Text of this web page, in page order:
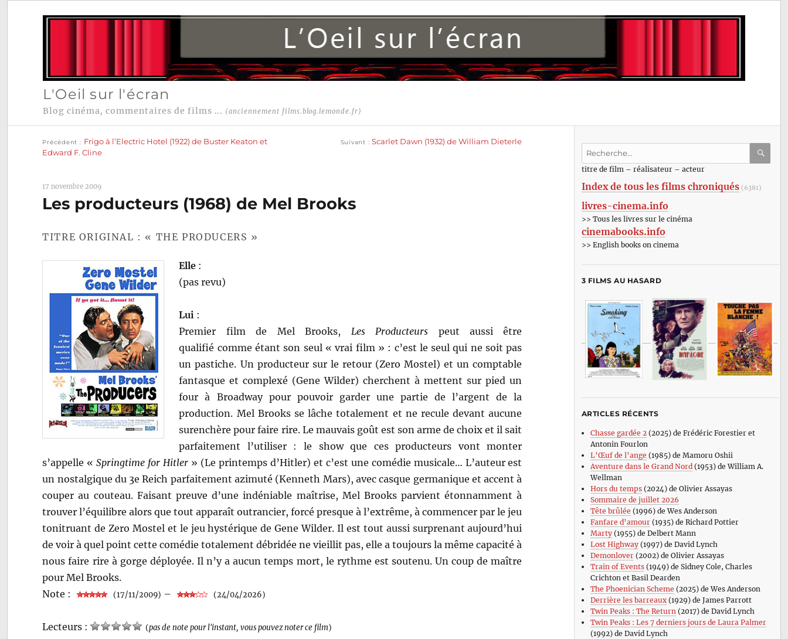
L'Oeil sur l'écran
Blog cinéma, commentaires de films ... (anciennement films.blog.lemonde.fr)
Navigation
de
Précédent
Frigo à l’Electric Hotel (1922) de Buster Keaton et
Edward F. Cline
Suivant Scarlet Dawn (1932) de William Dieterle
17 novembre 2009
Les producteurs (1968) de Mel Brooks
TITRE ORIGINAL : « THE PRODUCERS »
Elle :
(pas revu)
Lui :
Premier film de Mel Brooks, Les Producteurs peut aussi être
qualifié comme étant son seul « vrai film » : c’est le seul qui ne soit pas
un pastiche. Un producteur sur le retour (Zero Mostel) et un comptable
fantasque et complexé (Gene Wilder) cherchent à mettent sur pied un
four à Broadway pour pouvoir garder une partie de l’argent de la
production. Mel Brooks se lâche totalement et ne recule devant aucune
surenchère pour faire rire. Le mauvais goût est son arme de choix et il sait
parfaitement l’utiliser : le show que ces producteurs vont monter
s’appelle «Springtime for Hitler » (Le printemps d’Hitler) et c’est une comédie musicale… L’auteur est
un nostalgique du 3e Reich parfaitement azimuté (Kenneth Mars), avec casque germanique et accent à
couper au couteau. Faisant preuve d’une indéniable maîtrise, Mel Brooks parvient étonnamment à
trouver l’équilibre alors que tout apparaît outrancier, forcé presque à l’extrême, à commencer par le jeu
tonitruant de Zero Mostel et le jeu hystérique de Gene Wilder. Il est tout aussi surprenant aujourd’hui
de voir à quel point cette comédie totalement débridée ne vieillit pas, elle a toujours la même capacité à
nous faire rire à gorge déployée. Il n’y a aucun temps mort, le rythme est soutenu. Un coup de maître
pour Mel Brooks.
Note :
(17/11/2009) – (24/04/2026)
Lecteurs : (pas de note pour l'instant, vous pouvez noter ce film)
Recherche
:titre de film – réalisateur – acteur
Index de tous les films chroniqués (6381)
livres-cinema.info
>> Tous les livres sur le cinéma
cinemabooks.info
>> English books on cinema
3 FILMS AU HASARD
ARTICLES RÉCENTS
Chasse gardée 2(2025) de Frédéric Forestier et
Antonin Fourlon
L’Œuf de l’ange (1985) de Mamoru Oshii
Aventure dans le Grand Nord(1953) de William A.
Wellman
Hors du temps(2024) de Olivier Assayas
Sommaire de juillet 2026
Tête brûlée (1996) de Wes Anderson
Fanfare d’amour(1935) de Richard Pottier
Marty(1955) de Delbert Mann
Lost Highway(1997) de David Lynch
Demonlover(2002) de Olivier Assayas
Train of Events(1949) de Sidney Cole, Charles
Crichton et Basil Dearden
The Phoenician Scheme (2025) de Wes Anderson
Derrière les barreaux(1929) de James Parrott
Twin Peaks : The Return(2017) de David Lynch
Twin Peaks : Les 7 derniers jours de Laura Palmer
(1992) de David Lynch